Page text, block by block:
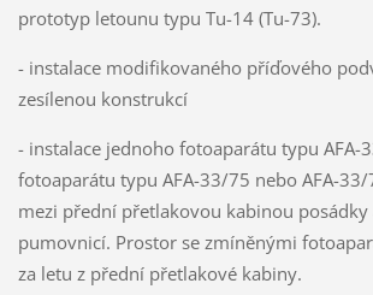
prototyp letounu typu Tu-14 (Tu-73).
- instalace modifikovaného příďového
zesílenou konstrukcí
- instalace jednoho fotoaparátu typu AFA-
fotoaparátu typu AFA-33/75 nebo AFA-
mezi přední přetlakovou kabinou
pumovnicí. Prostor se zmíněnými
za letu z přední přetlakové kabiny.